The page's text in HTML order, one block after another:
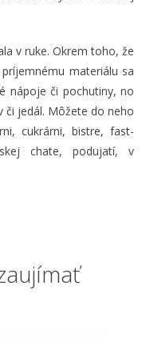
v ruke. Okrem toho, že
materiálu sa
nápoje či pochutiny, no
či jedál. Môžete do neho
cukrárni, bistre, fast-
chate, podujatí, v